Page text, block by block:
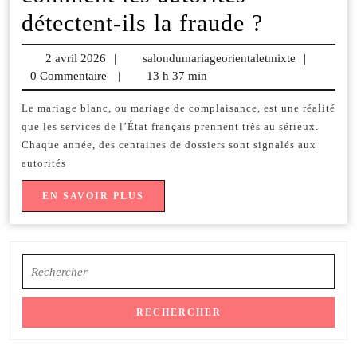
détectent-ils la fraude ?
de
:
comment
ils
2 avril 2026
2
avril
2026
| salondumariageorientaletmixte
|
0 Commentaire
| 13 h 37 min
Le mariage blanc, ou mariage de complaisance, est une réalité
que les services de l’État français prennent très au sérieux.
Chaque année, des centaines de dossiers sont signalés aux
autorités
EN SAVOIR PLUS
SAVOIR
PLUS
for: